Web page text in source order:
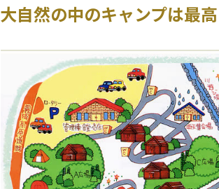
大自然の中のキャンプは最高